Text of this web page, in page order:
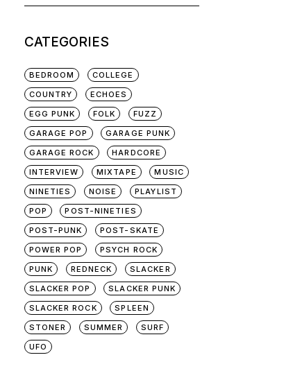
CATEGORIES
BEDROOM
COLLEGE
COUNTRY
ECHOES
EGG PUNK
FOLK
FUZZ
GARAGE POP
GARAGE PUNK
GARAGE ROCK
HARDCORE
INTERVIEW
MIXTAPE
MUSIC
NINETIES
NOISE
PLAYLIST
POP
POST-NINETIES
POST-PUNK
POST-SKATE
POWER POP
PSYCH ROCK
PUNK
REDNECK
SLACKER
SLACKER POP
SLACKER PUNK
SLACKER ROCK
SPLEEN
STONER
SUMMER
SURF
UFO